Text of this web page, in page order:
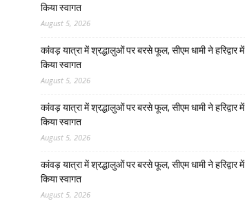
किया स्वागत
August 5, 2026
कांवड़ यात्रा में श्रद्धालुओं पर बरसे फूल, सीएम धामी ने हरिद्वार में
किया स्वागत
August 5, 2026
कांवड़ यात्रा में श्रद्धालुओं पर बरसे फूल, सीएम धामी ने हरिद्वार में
किया स्वागत
August 5, 2026
कांवड़ यात्रा में श्रद्धालुओं पर बरसे फूल, सीएम धामी ने हरिद्वार में
किया स्वागत
August 5, 2026